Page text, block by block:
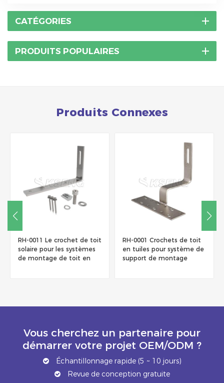
CATÉGORIES
PRODUITS POPULAIRES
Produits Connexes
RH-0011 Le crochet de toit
solaire pour les systèmes
de montage de toit en
RH-0001 Crochets de toit
en tuiles pour système de
support de montage
Vous cherchez un partenaire pour
démarrer votre projet OEM/ODM ?
Échantillonnage rapide (5 ~ 10 jours)
Revue de conception gratuite